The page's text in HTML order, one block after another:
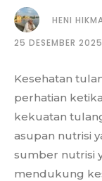
HENI
25 DESEMBER 2025
Kesehatan
perhatian
kekuatan
asupan nutrisi
sumber nutrisi
mendukung